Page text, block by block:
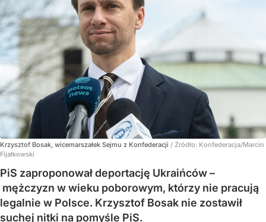
Krzysztof Bosak, wicemarszałek Sejmu z Konfederacji / Źródło: Konfederacja/Marcin
Fijałkowski
PiS zaproponował deportację Ukraińców –
mężczyzn w wieku poborowym, którzy nie pracują
legalnie w Polsce. Krzysztof Bosak nie zostawił
suchej nitki na pomyśle PiS.